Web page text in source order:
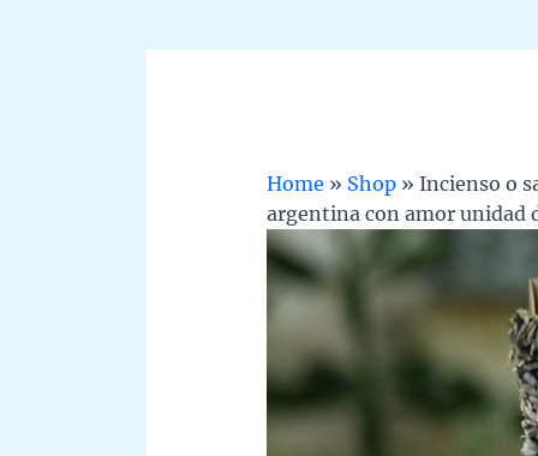
Home » Shop » Incienso o
argentina con amor unidad